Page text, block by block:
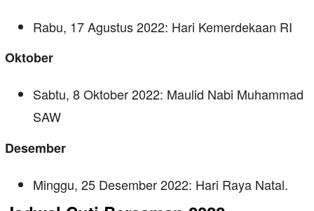
Rabu, 17 Agustus 2022: Hari Kemerdekaan RI
Oktober
Sabtu, 8 Oktober 2022: Maulid Nabi Muhammad
SAW
Desember
Minggu, 25 Desember 2022: Hari Raya Natal.